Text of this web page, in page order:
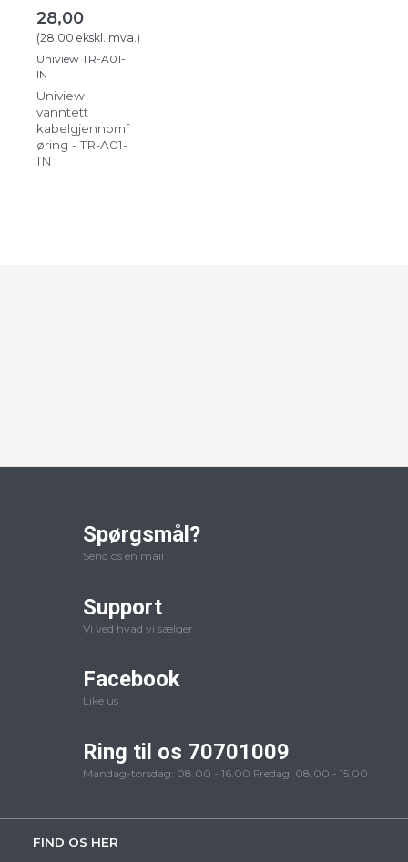
28,00
(28,00 ekskl. mva. )
Uniview TR-A01-
IN
Uniview
vanntett
kabelgjennomf
øring - TR-A01-
IN
Spørgsmål?
Send os en mail
Support
Vi ved hvad vi sælger
Facebook
Like us
Ring til os 70701009
Mandag-torsdag: 08.00 - 16.00 Fredag: 08.00 - 15.00
FIND OS HER